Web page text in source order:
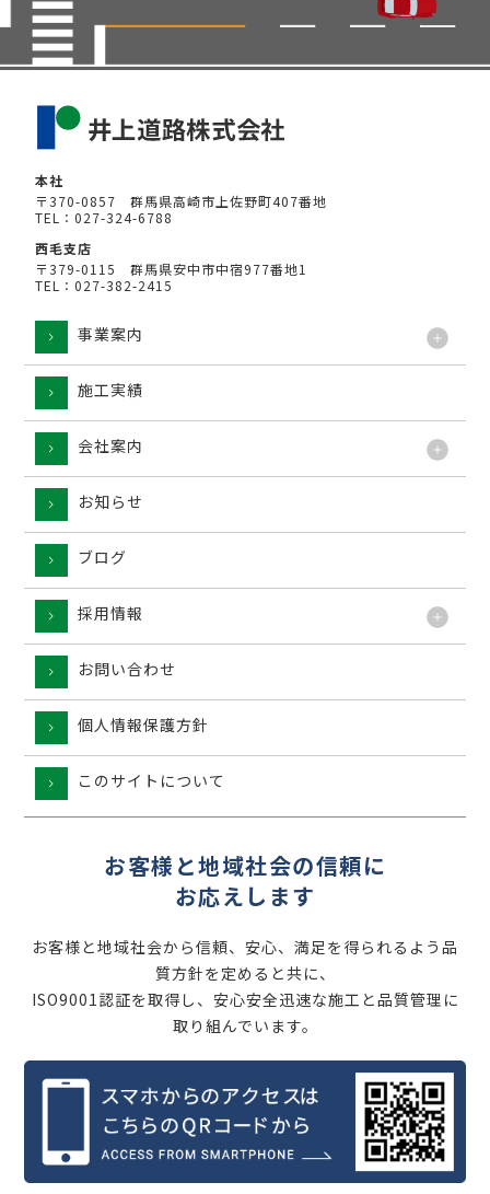
本社
〒370-0857 群馬県高崎市上佐野町407番地
TEL：027-324-6788
西毛支店
〒379-0115 群馬県安中市中宿977番地1
TEL：027-382-2415
事業案内
施工実績
会社案内
お知らせ
ブログ
採用情報
お問い合わせ
個人情報保護方針
このサイトについて
お客様と地域社会の信頼に
お応えします
お客様と地域社会から信頼、安心、満足を得られるよう品
質方針を定めると共に、
ISO9001認証を取得し、安心安全迅速な施工と品質管理に
取り組んでいます。